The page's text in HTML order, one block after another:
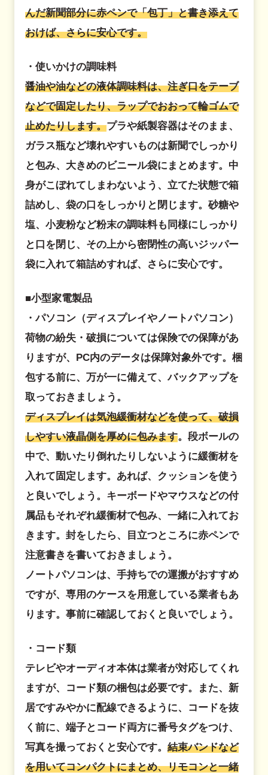
んだ新聞部分に赤ペンで「包丁」と書き添えて
おけば、さらに安心です。
・使いかけの調味料
醤油や油などの液体調味料は、注ぎ口をテーブ
などで固定したり、ラップでおおって輪ゴムで
止めたりします。プラや紙製容器はそのまま、
ガラス瓶など壊れやすいものは新聞でしっかり
と包み、大きめのビニール袋にまとめます。中
身がこぼれてしまわないよう、立てた状態で箱
詰めし、袋の口をしっかりと閉じます。砂糖や
塩、小麦粉など粉末の調味料も同様にしっかり
と口を閉じ、その上から密閉性の高いジッパー
袋に入れて箱詰めすれば、さらに安心です。
■小型家電製品
・パソコン（ディスプレイやノートパソコン）
荷物の紛失・破損については保険での保障があ
りますが、PC内のデータは保障対象外です。梱
包する前に、万が一に備えて、バックアップを
取っておきましょう。
ディスプレイは気泡緩衝材などを使って、破損
しやすい液晶側を厚めに包みます。段ボールの
中で、動いたり倒れたりしないように緩衝材を
入れて固定します。あれば、クッションを使う
と良いでしょう。キーボードやマウスなどの付
属品もそれぞれ緩衝材で包み、一緒に入れてお
きます。封をしたら、目立つところに赤ペンで
注意書きを書いておきましょう。
ノートパソコンは、手持ちでの運搬がおすすめ
ですが、専用のケースを用意している業者もあ
ります。事前に確認しておくと良いでしょう。
・コード類
テレビやオーディオ本体は業者が対応してくれ
ますが、コード類の梱包は必要です。また、新
居ですみやかに配線できるように、コードを抜
く前に、端子とコード両方に番号タグをつけ、
写真を撮っておくと安心です。 結束バンドなど
を用いてコンパクトにまとめ、リモコンと一緒